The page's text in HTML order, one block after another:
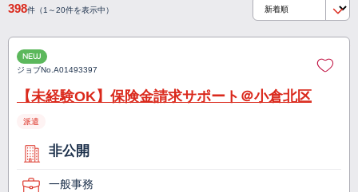
398件（1～20件を表示中）
NEW
ジョブNo.A01493397
【未経験OK】保険金請求サポート＠小倉北区
派遣
非公開
一般事務